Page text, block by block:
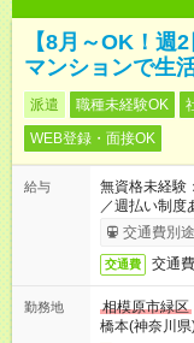
【8月～OK！週
マンションで生
派遣 職種未経験OK
WEB登録・面接OK
給与
無資格未経
／週払い制度
了次第のお支
交通費別
交通費 交通
勤務地
相模原市緑区
橋本(神奈川県